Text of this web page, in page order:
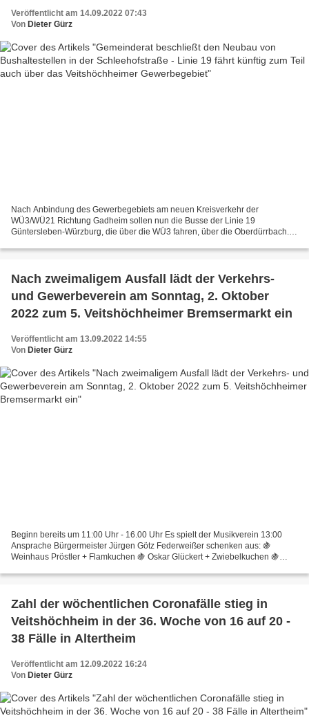
Veröffentlicht am 14.09.2022 07:43
Von Dieter Gürz
Nach Anbindung des Gewerbegebiets am neuen Kreisverkehr der
WÜ3/WÜ21 Richtung Gadheim sollen nun die Busse der Linie 19
Güntersleben-Würzburg, die über die WÜ3 fahren, über die Oberdürrbach...
Nach zweimaligem Ausfall lädt der Verkehrs-
und Gewerbeverein am Sonntag, 2. Oktober
2022 zum 5. Veitshöchheimer Bremsermarkt ein
Veröffentlicht am 13.09.2022 14:55
Von Dieter Gürz
Beginn bereits um 11:00 Uhr - 16.00 Uhr Es spielt der Musikverein 13:00
Ansprache Bürgermeister Jürgen Götz Federweißer schenken aus: 🍇
Weinhaus Pröstler + Flamkuchen 🍇 Oskar Glückert + Zwiebelkuchen 🍇
Zahl der wöchentlichen Coronafälle stieg in
Veitshöchheim in der 36. Woche von 16 auf 20 -
38 Fälle in Altertheim
Veröffentlicht am 12.09.2022 16:24
Von Dieter Gürz